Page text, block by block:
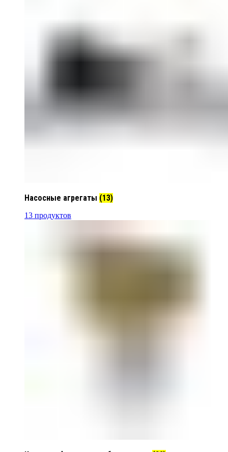
Насосные агрегаты (13)
13 продуктов